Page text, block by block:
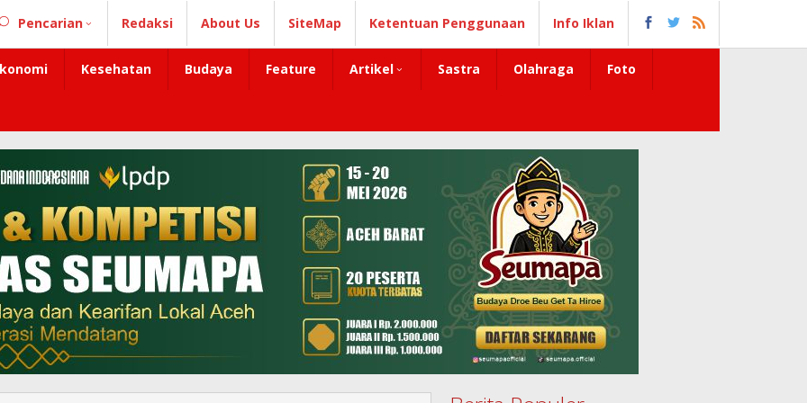
Pencarian Redaksi About Us SiteMap Ketentuan Penggunaan Info Iklan
Kesehatan Budaya Feature Artikel Sastra Olahraga Foto